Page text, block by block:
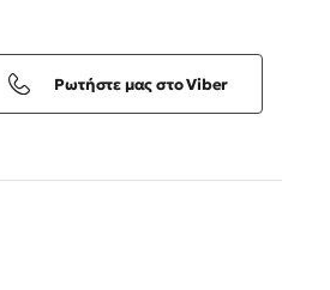
Ρωτήστε μας στο Viber